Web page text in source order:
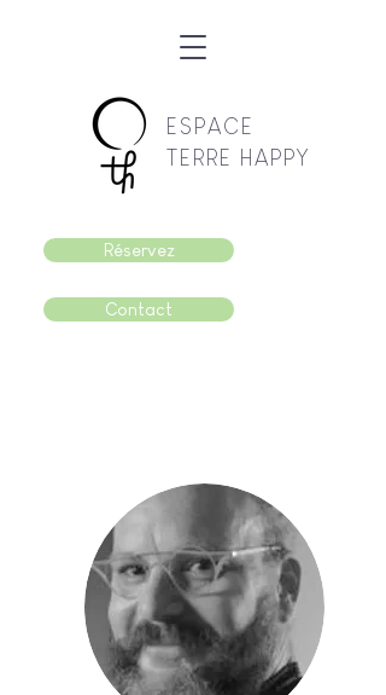
ESPACE
TERRE HAPPY
Réservez
Contact